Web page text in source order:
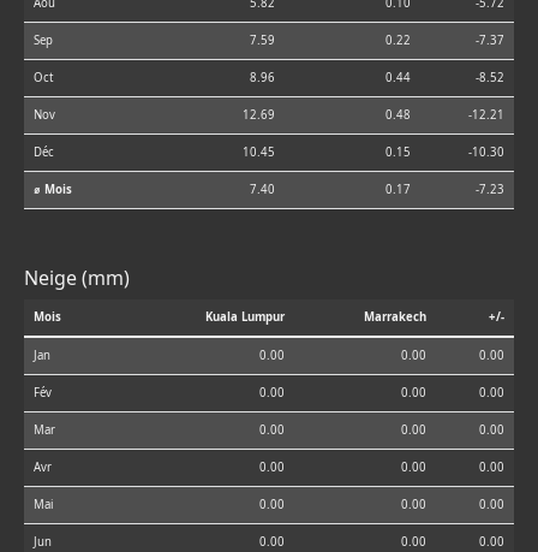
Aoû 5.82 0.10 -5.72
Sep 7.59 0.22 -7.37
Oct 8.96 0.44 -8.52
Nov 12.69 0.48 -12.21
Déc 10.45 0.15 -10.30
⌀ Mois 7.40 0.17 -7.23
Neige (mm)
Mois Kuala Lumpur Marrakech +/-
Jan 0.00 0.00 0.00
Fév 0.00 0.00 0.00
Mar 0.00 0.00 0.00
Avr 0.00 0.00 0.00
Mai 0.00 0.00 0.00
Jun 0.00 0.00 0.00